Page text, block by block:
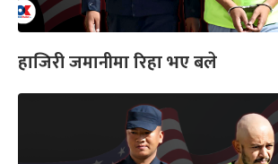
हाजिरी जमानीमा रिहा भए बले